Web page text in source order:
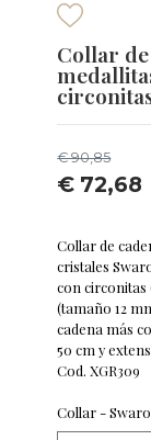
Collar
€ 90,85
€ 72,68
Collar de
cristales
con circonitas
(tamaño 12
cadena más
50 cm y
Cod. XGR309
Collar -